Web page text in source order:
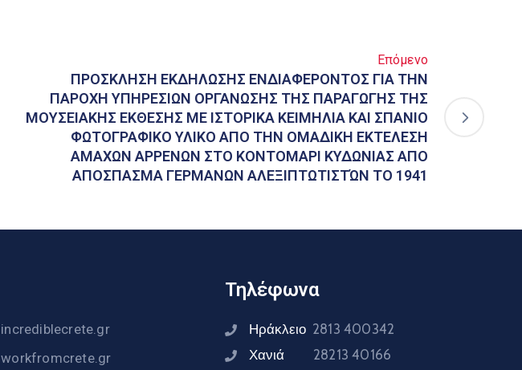
Επόμενο
ΠΡΟΣΚΛΗΣΗ ΕΚΔΗΛΩΣΗΣ ΕΝΔΙΑΦΕΡΟΝΤΟΣ ΓΙΑ ΤΗΝ
ΠΑΡΟΧΗ ΥΠΗΡΕΣΙΩΝ ΟΡΓΑΝΩΣΗΣ ΤΗΣ ΠΑΡΑΓΩΓΗΣ ΤΗΣ
ΜΟΥΣΕΙΑΚΗΣ ΕΚΘΕΣΗΣ ΜΕ ΙΣΤΟΡΙΚΑ ΚΕΙΜΗΛΙΑ ΚΑΙ ΣΠΑΝΙΟ
ΦΩΤΟΓΡΑΦΙΚΟ ΥΛΙΚΟ ΑΠΟ ΤΗΝ ΟΜΑΔΙΚΗ ΕΚΤΕΛΕΣΗ
ΑΜΑΧΩΝ ΑΡΡΕΝΩΝ ΣΤΟ ΚΟΝΤΟΜΑΡΙ ΚΥΔΩΝΙΑΣ ΑΠΟ
ΑΠΟΣΠΑΣΜΑ ΓΕΡΜΑΝΩΝ ΑΛΕΞΙΠΤΩΤΙΣΤΏΝ ΤΟ 1941
incrediblecrete.gr
workfromcrete.gr
Τηλέφωνα
Ηράκλειο 2813 400342
Χανιά 28213 40166